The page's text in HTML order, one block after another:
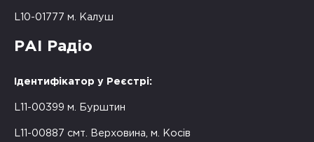
L10-01777 м. Калуш
РАІ Радіо
Ідентифікатор у Реєстрі:
L11-00399 м. Бурштин
L11-00887 смт. Верховина, м. Косів